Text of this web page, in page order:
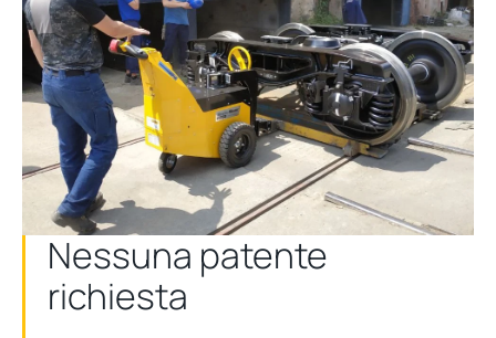
Nessuna patente
richiesta